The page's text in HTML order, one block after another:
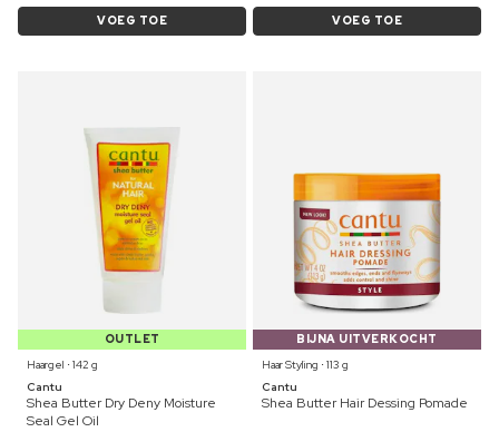
VOEG TOE VOEG TOE
OUTLET
Haargel ⋅ 142 g
Cantu
Shea Butter Dry Deny Moisture
Seal Gel Oil
BIJNA UITVERKOCHT
Haar Styling ⋅ 113 g
Cantu
Shea Butter Hair Dessing Pomade